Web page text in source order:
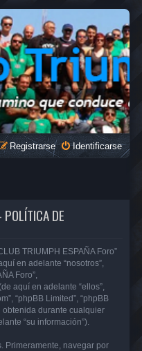
Identificarse
Registrarse
DE
TRIUMPH ESPAÑA Foro”
en adelante “nosotros”,
Foro”,
aquí en adelante “ellos”,
“phpBB Limited”, “phpBB
obtenida durante cualquier
“su información”).
Primeramente, navegar por